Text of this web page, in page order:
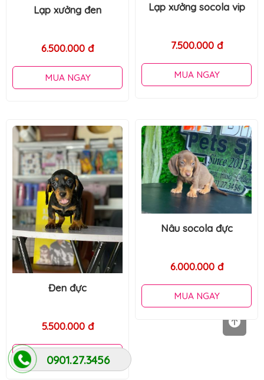
Lạp xưởng socola vip
7.500.000 đ
MUA NGAY
6.500.000 đ
Nâu socola đực
6.000.000 đ
MUA NGAY
Đen đực
5.500.000 đ
0901.27.3456